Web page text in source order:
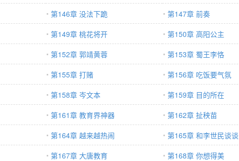
第146章 没法下跪
第147章 前奏
第149章 桃花将开
第150章 高阳公主
第152章 郭靖黄蓉
第153章 蜀王李恪
第155章 打赌
第156章 吃饭要气氛
第158章 岑文本
第159章 目的所在
第161章 教育界神器
第162章 扯秧苗
第164章 越来越热闹
第165章 和李世民谈谈
第167章 大唐教育
第168章 你想得美